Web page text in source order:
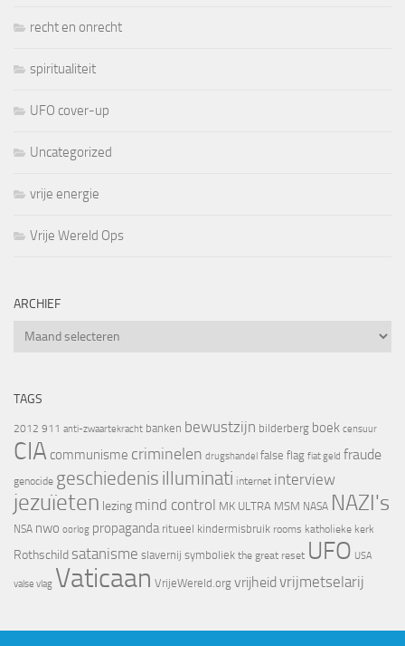
recht en onrecht
spiritualiteit
UFO cover-up
Uncategorized
vrije energie
Vrije Wereld Ops
ARCHIEF
Archief
TAGS
2012 911 anti-zwaartekracht banken bewustzijn bilderberg boek censuur
CIA communisme criminelen drugshandel false flag fiat geld fraude
genocide geschiedenis illuminati internet interview
jezuïeten lezing mind control MK ULTRA MSM NASA NAZI's
NSA nwo oorlog propaganda ritueel kindermisbruik rooms katholieke kerk
Rothschild satanisme slavernij symboliek the great reset UFO USA
valse vlag Vaticaan VrijeWereld.org vrijheid vrijmetselarij